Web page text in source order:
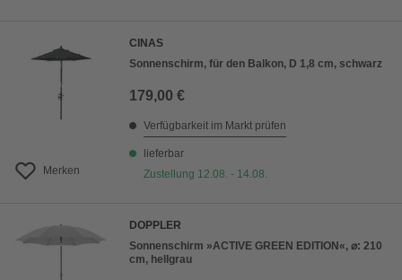
Merken
CINAS
Sonnenschirm, für den Balkon, D 1,8 cm, schwarz
179,00 €
Verfügbarkeit im Markt prüfen
lieferbar
Zustellung 12.08. - 14.08.
DOPPLER
Sonnenschirm »ACTIVE GREEN EDITION«, ⌀: 210
cm, hellgrau